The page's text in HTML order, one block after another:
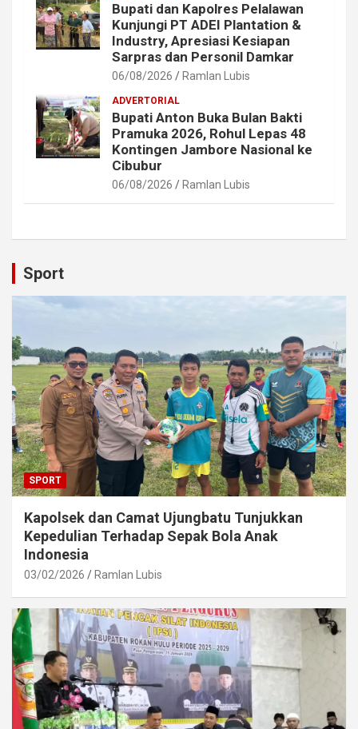
Bupati dan Kapolres Pelalawan
Kunjungi PT ADEI Plantation &
Industry, Apresiasi Kesiapan
Sarpras dan Personil Damkar
06/08/2026 Ramlan Lubis
ADVERTORIAL
Bupati Anton Buka Bulan Bakti
Pramuka 2026, Rohul Lepas 48
Kontingen Jambore Nasional ke
Cibubur
06/08/2026 Ramlan Lubis
Sport
SPORT
Kapolsek dan Camat Ujungbatu Tunjukkan
Kepedulian Terhadap Sepak Bola Anak
Indonesia
03/02/2026 Ramlan Lubis